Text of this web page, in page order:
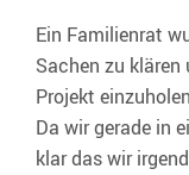
Ein Familienrat
Sachen zu
Projekt
Da wir gerade in
klar das wir